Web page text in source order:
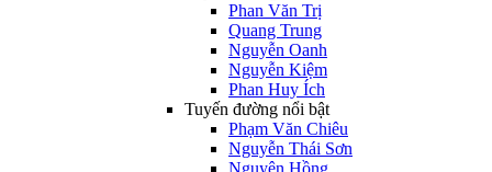
Phan Văn Trị
Quang Trung
Nguyễn Oanh
Nguyễn Kiệm
Phan Huy Ích
Tuyến đường nổi bật
Phạm Văn Chiêu
Nguyễn Thái Sơn
Nguyên Hồng